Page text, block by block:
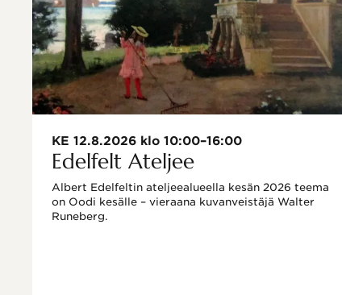
KE 12.8.2026 klo 10:00–16:00
Edelfelt Ateljee
Albert Edelfeltin ateljeealueella kesän 2026 teema
on Oodi kesälle – vieraana kuvanveistäjä Walter